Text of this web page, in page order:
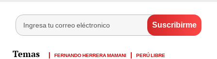
FERNANDO HERRERA MAMANI
PERÚ LIBRE